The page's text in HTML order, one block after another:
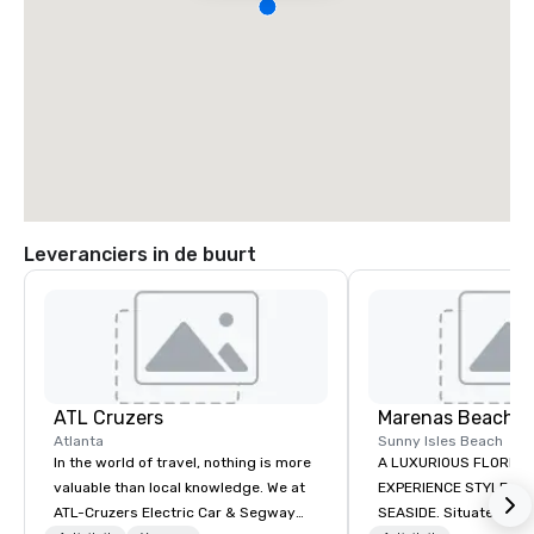
Leveranciers in de buurt
ATL Cruzers
Atlanta
In the world of travel, nothing is more
valuable than local knowledge. We at
ATL-Cruzers Electric Car & Segway
Marenas Beach
Sunny Isles Beach
A LUXURIOUS
EXPERIENCE STYLE
SEASIDE. Situated midway between